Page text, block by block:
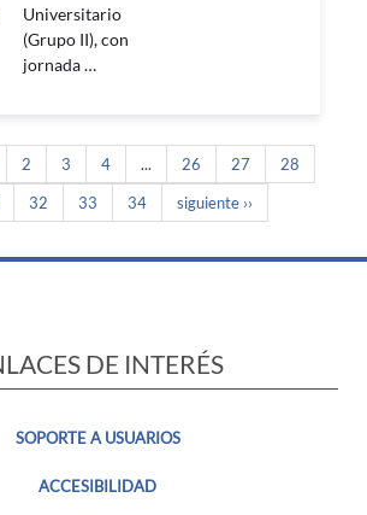
Universitario
(Grupo II), con
jornada …
2 3 4 ... 26 27
28
32 33 34 siguiente ››
DE INTERÉS
SOPORTE A USUARIOS
ACCESIBILIDAD